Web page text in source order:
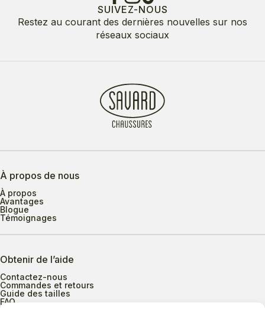
SUIVEZ-NOUS
Restez au courant des dernières nouvelles sur nos
réseaux sociaux
À propos de nous
À propos
Avantages
Blogue
Témoignages
Obtenir de l’aide
Contactez-nous
Commandes et retours
Guide des tailles
FAQ